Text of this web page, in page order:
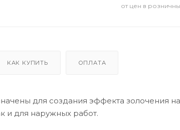
от цен в
КАК КУПИТЬ ОПЛАТА
для создания эффекта золочения
и для наружных работ.